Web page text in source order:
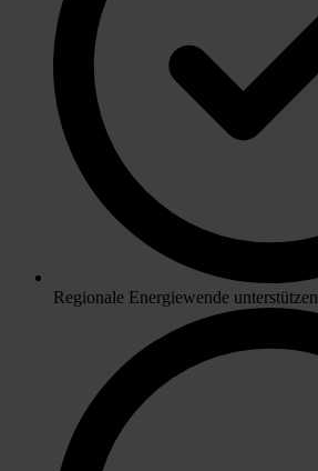
Regionale Energiewende unterstützen